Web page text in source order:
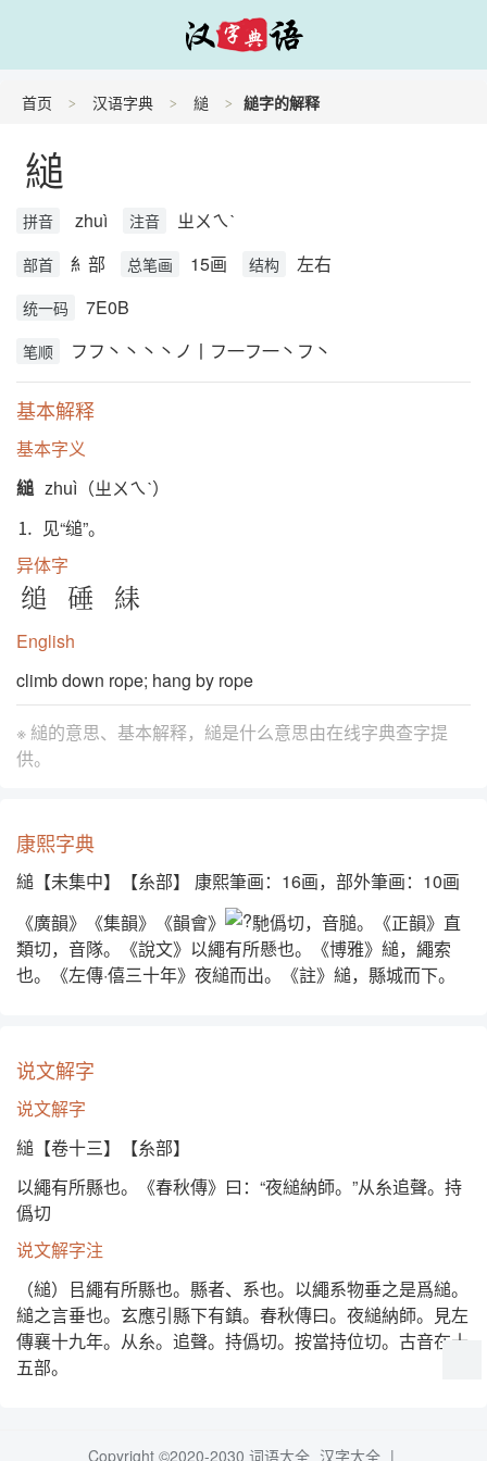
首页 汉语字典 縋 縋字的解释
縋
拼音 zhuì 注音 ㄓㄨㄟˋ
部首 糹部 总笔画 15画 结构 左右
统一码 7E0B
笔顺 フフ丶丶丶丶ノ丨フ一フ一丶フ丶
基本解释
基本字义
縋
zhuì（ㄓㄨㄟˋ）
⒈ 见“缒”。
异体字
缒 硾 䋘
English
climb down rope; hang by rope
※ 縋的意思、基本解释，縋是什么意思由在线字典查字提
供。
康熙字典
縋【未集中】【糸部】 康熙筆画：16画，部外筆画：10画
《廣韻》《集韻》《韻會》
馳僞切，音膇。《正韻》直
類切，音隊。《說文》以繩有所懸也。《博雅》縋，繩索
也。《左傳·僖三十年》夜縋而出。《註》縋，縣城而下。
说文解字
说文解字
縋【卷十三】【糸部】
以繩有所縣也。《春秋傳》曰：“夜縋納師。”从糸追聲。持
僞切
说文解字注
（縋）㠯繩有所縣也。縣者、系也。以繩系物垂之是爲縋。
縋之言垂也。玄應引縣下有鎮。春秋傳曰。夜縋納師。見左
傳襄十九年。从糸。追聲。持僞切。按當持位切。古音在十
五部。
Copyright ©2020-2030 词语大全 汉字大全 |